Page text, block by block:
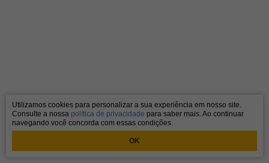
Utilizamos cookies para personalizar a sua experiência em nosso site.
Consulte a nossa política de privacidade para saber mais. Ao continuar
navegando você concorda com essas condições.
OK